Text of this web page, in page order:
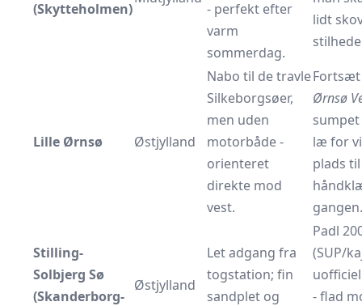
(Skytteholmen)
- perfekt efter
varm
sommerdag.
lidt
Lille Ørnsø Østjylland
Nabo til de travle
Silkeborgsøer,
men uden
motorbåde -
orienteret
direkte mod
vest.
Ørnsø
læ for
plads
gangen.
Stilling-
Solbjerg Sø
(Skanderborg-
Østjylland
Let adgang fra
togstation; fin
sandplet og
Padl
(SUP/
- flad